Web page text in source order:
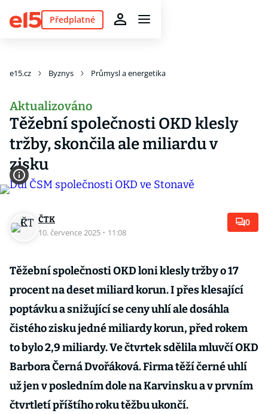
Předplatné
e15.cz Byznys Průmysl a energetika
Aktualizováno
Těžební společnosti OKD klesly
tržby, skončila ale miliardu v
zisku
ČTK
10. července 2025 · 11:08
0
Těžební společnosti OKD loni klesly tržby o 17
procent na deset miliard korun. I přes klesající
poptávku a snižující se ceny uhlí ale dosáhla
čistého zisku jedné miliardy korun, před rokem
to bylo 2,9 miliardy. Ve čtvrtek sdělila mluvčí OKD
Barbora Černá Dvořáková. Firma těží černé uhlí
už jen v posledním dole na Karvinsku a v prvním
čtvrtletí příštího roku těžbu ukončí.